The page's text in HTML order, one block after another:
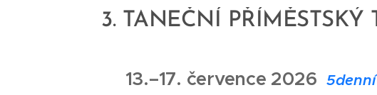
3. TANEČNÍ PŘÍMĚSTSKÝ
13.–17. července 2026 5denní